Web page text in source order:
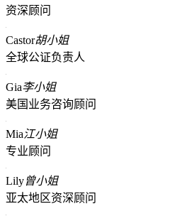
资深顾问
Castor胡小姐
全球公证负责人
Gia李小姐
美国业务咨询顾问
Mia江小姐
专业顾问
Lily曾小姐
亚太地区资深顾问